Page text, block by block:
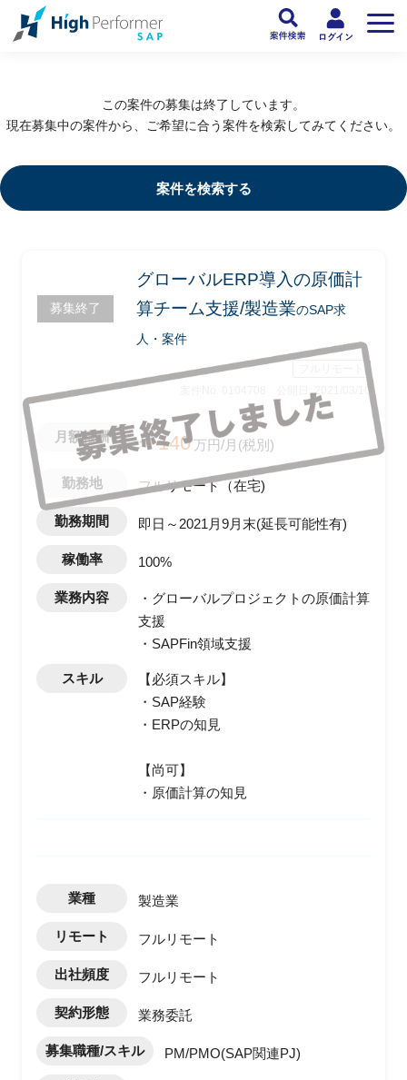
この案件の募集は終了しています。
現在募集中の案件から、ご希望に合う案件を検索してみてください。
案件を検索する
募集終了
グローバルERP導入の原価計
算チーム支援/製造業のSAP求
人・案件
公開日: 2021/03/10
月額報酬 〜140万円/月(税別)
勤務地 フルリモート（在宅)
勤務期間 即日～2021月9月末(延長可能性有)
稼働率 100%
業務内容
・グローバルプロジェクトの原価計算
支援
・SAPFin領域支援
スキル
【必須スキル】
・SAP経験
・ERPの知見
【尚可】
・原価計算の知見
業種 製造業
リモート フルリモート
出社頻度 フルリモート
契約形態 業務委託
募集職種/スキル PM/PMO(SAP関連PJ)